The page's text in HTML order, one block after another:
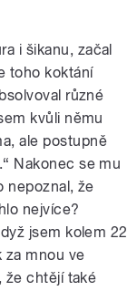
i šikanu, začal
toho koktání
různé
kvůli němu
ale postupně
Nakonec se mu
nepoznal, že
nejvíce?
jsem kolem 22
za mnou ve
že chtějí také